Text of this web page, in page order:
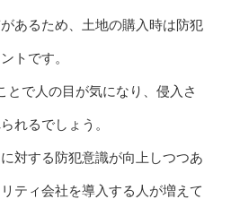
あるため、土地の購入時は防犯
トです。
とで人の目が気になり、侵入さ
れるでしょう。
対する防犯意識が向上しつつあ
ティ会社を導入する人が増えて